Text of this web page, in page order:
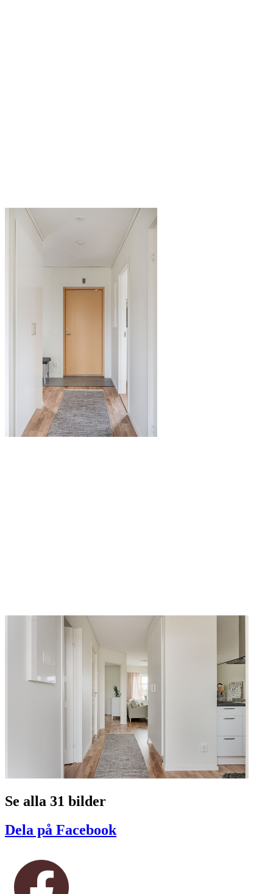
Se alla 31 bilder
Dela på Facebook